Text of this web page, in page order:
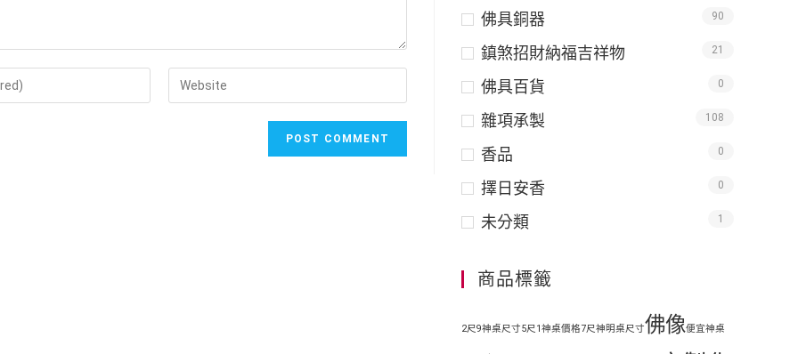
佛具銅器 90
鎮煞招財納福吉祥物 21
佛具百貨 0
雜項承製 108
香品 0
擇日安香 0
未分類 1
商品標籤
2尺9神桌尺寸5尺1神桌價格7尺神明桌尺寸佛像便宜神桌